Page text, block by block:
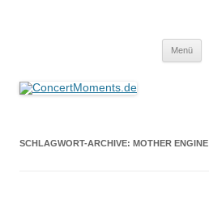
Menü
SCHLAGWORT-ARCHIVE: MOTHER ENGINE